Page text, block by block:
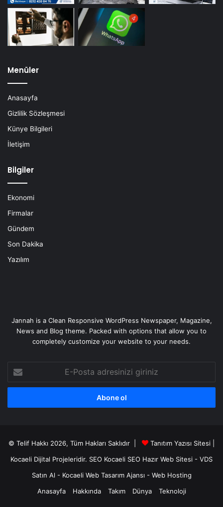
Menüler
Anasayfa
Gizlilik Sözleşmesi
Künye Bilgileri
İletişim
Bilgiler
Ekonomi
Firmalar
Gündem
Son Dakika
Yazılım
Jannah is a Clean Responsive WordPress Newspaper, Magazine,
News and Blog theme. Packed with options that allow you to
completely customize your website to your needs.
Posta
adresinizi
© Telif Hakkı 2026, Tüm Hakları Saklıdır |
Tanıtım Yazısı Sitesi |
Kocaeli Dijital Projeleridir. SEO Kocaeli SEO Hazır Web Sitesi - VDS
Satın Al - Kocaeli Web Tasarım Ajansı - Web Hosting
Anasayfa
Hakkında Takım Dünya Teknoloji